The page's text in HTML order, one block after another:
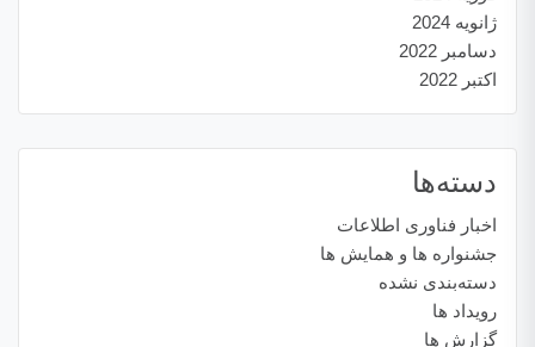
ژانویه 2024
دسامبر 2022
اکتبر 2022
دسته‌ها
اخبار فناوری اطلاعات
جشنواره ها و همایش ها
دسته‌بندی نشده
رویداد ها
گزارش ها